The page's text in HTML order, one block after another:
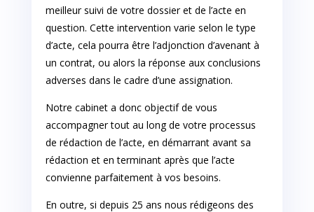
meilleur suivi de votre dossier et de l’acte en
question. Cette intervention varie selon le type
d’acte, cela pourra être l’adjonction d’avenant à
un contrat, ou alors la réponse aux conclusions
adverses dans le cadre d’une assignation.
Notre cabinet a donc objectif de vous
accompagner tout au long de votre processus
de rédaction de l’acte, en démarrant avant sa
rédaction et en terminant après que l’acte
convienne parfaitement à vos besoins.
En outre, si depuis 25 ans nous rédigeons des